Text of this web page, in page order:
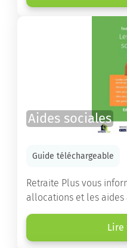
destinés à orienter les
Aides sociales
Guide téléchargeable
Retraite Plus vous
allocations et les
âgées ont droit pour
de retraite ou un